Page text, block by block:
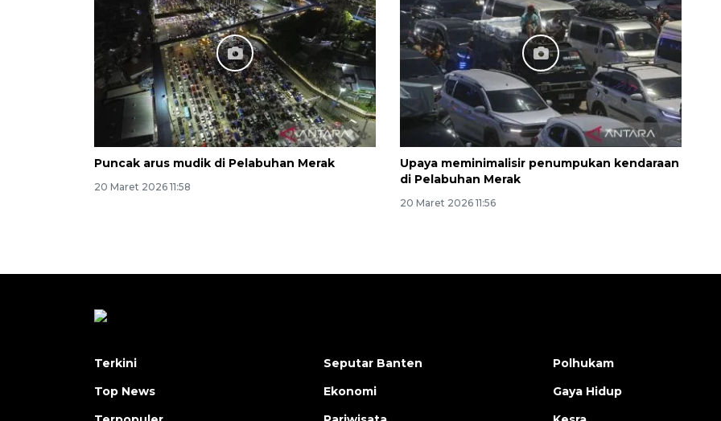
Puncak arus mudik di Pelabuhan Merak
20 Maret 2026 11:58
Upaya meminimalisir penumpukan kendaraan
di Pelabuhan Merak
20 Maret 2026 11:56
Terkini
Top News
Seputar Banten
Ekonomi
Polhukam
Gaya Hidup